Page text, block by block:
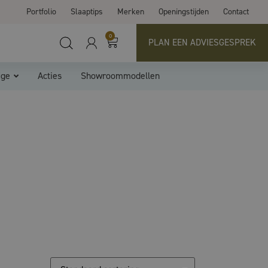
Portfolio Slaaptips Merken Openingstijden Contact
0
PLAN EEN ADVIESGESPREK
Acties Showroommodellen